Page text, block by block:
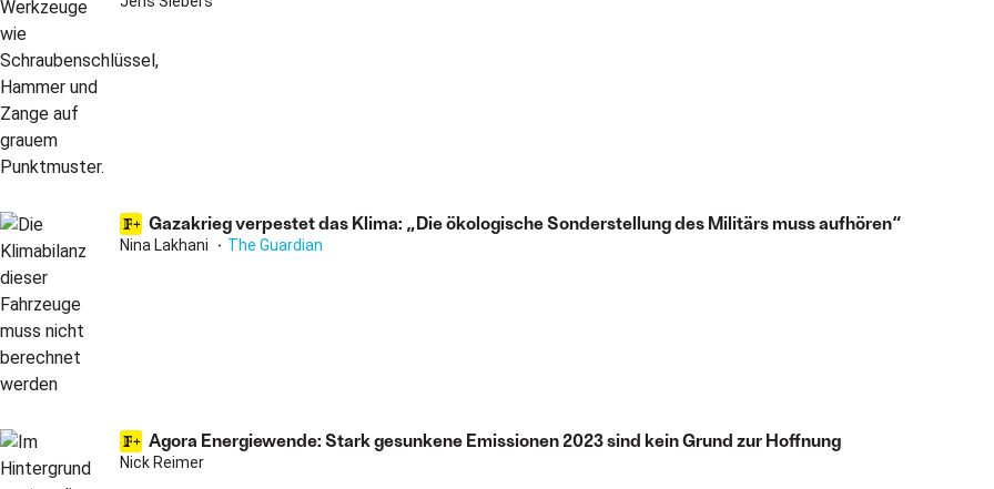
Gazakrieg verpestet das Klima: „Die ökologische Sonderstellung des Militärs muss aufhören“
Nina Lakhani The Guardian
Agora Energiewende: Stark gesunkene Emissionen 2023 sind kein Grund zur Hoffnung
Nick Reimer